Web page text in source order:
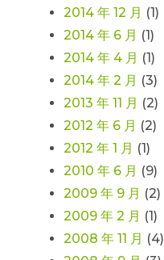
2014 年 12 月 (1)
2014 年 6 月 (1)
2014 年 4 月 (1)
2014 年 2 月 (3)
2013 年 11 月 (2)
2012 年 6 月 (2)
2012 年 1 月 (1)
2010 年 6 月 (9)
2009 年 9 月 (2)
2009 年 2 月 (1)
2008 年 11 月 (4)